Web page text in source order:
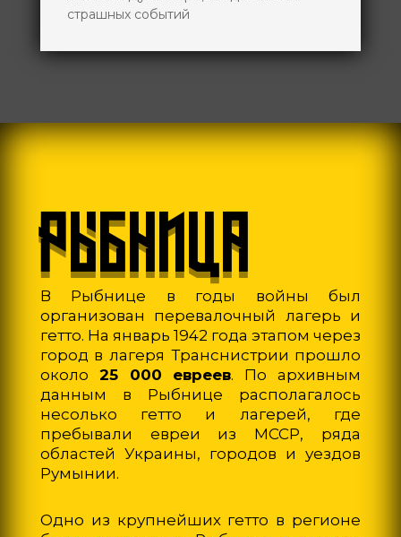
страшных событий
РЫБНИЦА
В Рыбнице в годы войны был
организован перевалочный лагерь и
гетто. На январь 1942 года этапом через
город в лагеря Транснистрии прошло
около 25 000 евреев. По архивным
данным в Рыбнице располагалось
несолько гетто и лагерей, где
пребывали евреи из МССР, ряда
областей Украины, городов и уездов
Румынии.
Одно из крупнейших гетто в регионе